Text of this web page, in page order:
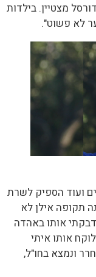
מצטיין. בילדות
לא פשוט".
צנחנים ועוד הספיק לשרת
תקופה אילן לא
אותו באהדה
אותו איתי
ונמצא בחו"ל,